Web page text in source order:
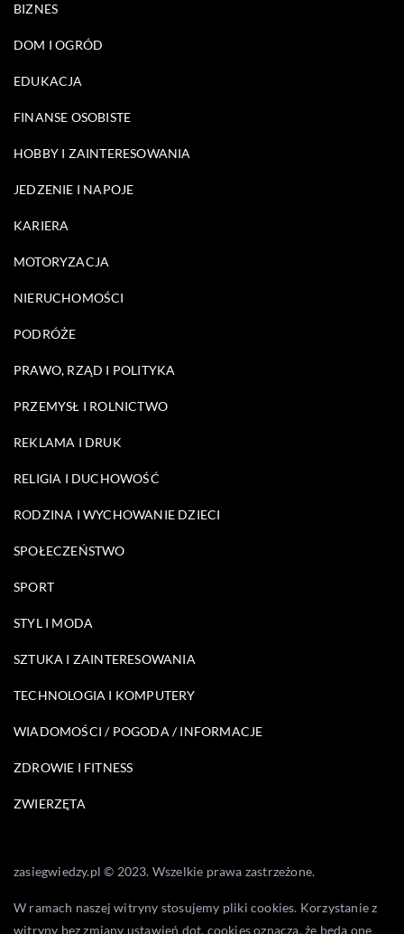
BIZNES
DOM I OGRÓD
EDUKACJA
FINANSE OSOBISTE
HOBBY I ZAINTERESOWANIA
JEDZENIE I NAPOJE
KARIERA
MOTORYZACJA
NIERUCHOMOŚCI
PODRÓŻE
PRAWO, RZĄD I POLITYKA
PRZEMYSŁ I ROLNICTWO
REKLAMA I DRUK
RELIGIA I DUCHOWOŚĆ
RODZINA I WYCHOWANIE DZIECI
SPOŁECZEŃSTWO
SPORT
STYL I MODA
SZTUKA I ZAINTERESOWANIA
TECHNOLOGIA I KOMPUTERY
WIADOMOŚCI / POGODA / INFORMACJE
ZDROWIE I FITNESS
ZWIERZĘTA
zasiegwiedzy.pl © 2023. Wszelkie prawa zastrzeżone.
W ramach naszej witryny stosujemy pliki cookies. Korzystanie z
witryny bez zmiany ustawień dot. cookies oznacza, że będą one